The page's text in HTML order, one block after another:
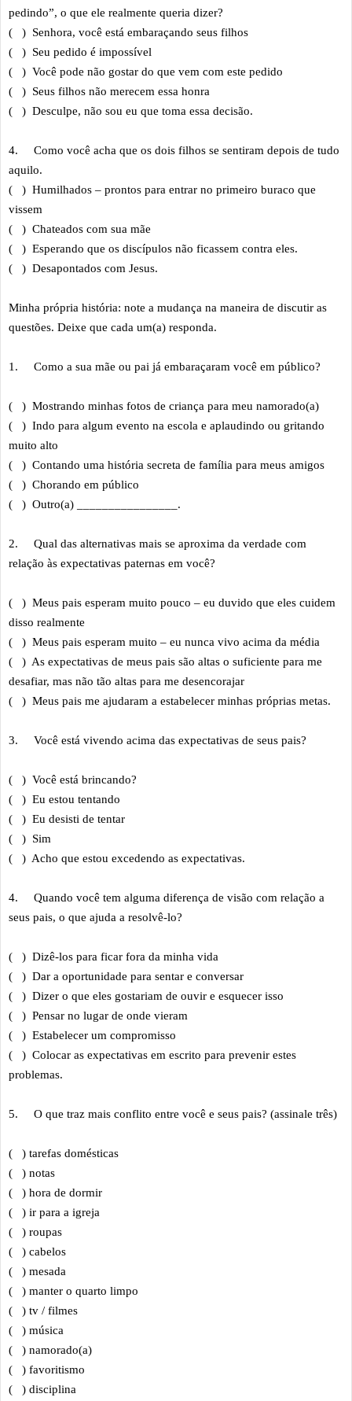
pedindo”, o que ele realmente queria dizer?
( ) Senhora, você está embaraçando seus filhos
( ) Seu pedido é impossível
( ) Você pode não gostar do que vem com este pedido
( ) Seus filhos não merecem essa honra
( ) Desculpe, não sou eu que toma essa decisão.
4.
Como você acha que os dois filhos se sentiram depois de tudo
aquilo.
( ) Humilhados – prontos para entrar no primeiro buraco que
vissem
( ) Chateados com sua mãe
( ) Esperando que os discípulos não ficassem contra eles.
( ) Desapontados com Jesus.
Minha própria história: note a mudança na maneira de discutir as
questões. Deixe que cada um(a) responda.
1. Como a sua mãe ou pai já embaraçaram você em público?
( ) Mostrando minhas fotos de criança para meu namorado(a)
( ) Indo para algum evento na escola e aplaudindo ou gritando
muito alto
( ) Contando uma história secreta de família para meus amigos
( ) Chorando em público
( ) Outro(a) ________________.
2.
Qual das alternativas mais se aproxima da verdade com
relação às expectativas paternas em você?
( ) Meus pais esperam muito pouco – eu duvido que eles cuidem
disso realmente
( ) Meus pais esperam muito – eu nunca vivo acima da média
( ) As expectativas de meus pais são altas o suficiente para me
desafiar, mas não tão altas para me desencorajar
( ) Meus pais me ajudaram a estabelecer minhas próprias metas.
3. Você está vivendo acima das expectativas de seus pais?
( ) Você está brincando?
( ) Eu estou tentando
( ) Eu desisti de tentar
( ) Sim
( ) Acho que estou excedendo as expectativas.
4.
Quando você tem alguma diferença de visão com relação a
seus pais, o que ajuda a resolvê-lo?
( ) Dizê-los para ficar fora da minha vida
( ) Dar a oportunidade para sentar e conversar
( ) Dizer o que eles gostariam de ouvir e esquecer isso
( ) Pensar no lugar de onde vieram
( ) Estabelecer um compromisso
( ) Colocar as expectativas em escrito para prevenir estes
problemas.
5. O que traz mais conflito entre você e seus pais? (assinale três)
( ) tarefas domésticas
( ) notas
( ) hora de dormir
( ) ir para a igreja
( ) roupas
( ) cabelos
( ) mesada
( ) manter o quarto limpo
( ) tv / filmes
( ) música
( ) namorado(a)
( ) favoritismo
( ) disciplina